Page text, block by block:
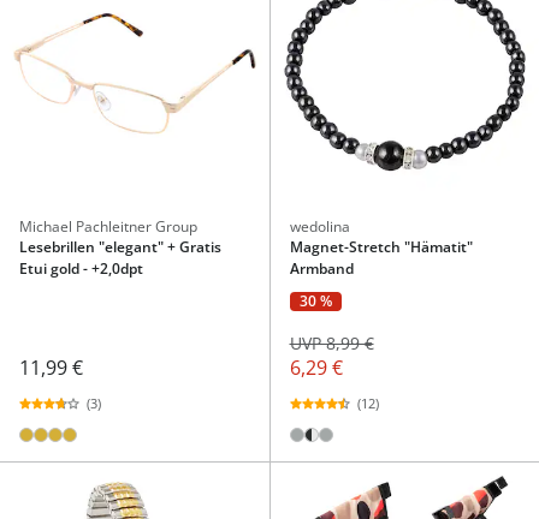
Michael Pachleitner Group
Lesebrillen "elegant" + Gratis
Etui gold - +2,0dpt
11,99 €
(3)
wedolina
Magnet-Stretch "Hämatit"
Armband
30 %
6,29 €
UVP 8,99 €
(12)